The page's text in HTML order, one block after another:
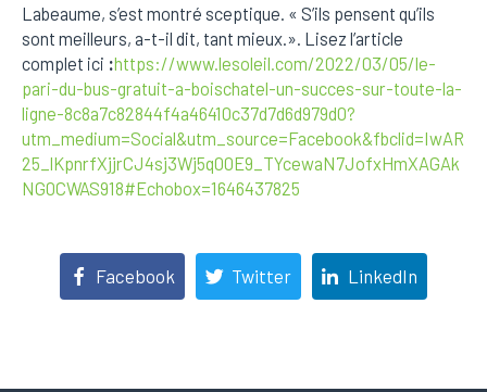
Labeaume, s’est montré sceptique. « S’ils pensent qu’ils
sont meilleurs, a-t-il dit, tant mieux.». Lisez l’article
complet ici :https://www.lesoleil.com/2022/03/05/le-
pari-du-bus-gratuit-a-boischatel-un-succes-sur-toute-la-
ligne-8c8a7c82844f4a46410c37d7d6d979d0?
utm_medium=Social&utm_source=Facebook&fbclid=IwAR
25_lKpnrfXjjrCJ4sj3Wj5q00E9_TYcewaN7JofxHmXAGAk
NG0CWAS918#Echobox=1646437825
Facebook Twitter LinkedIn